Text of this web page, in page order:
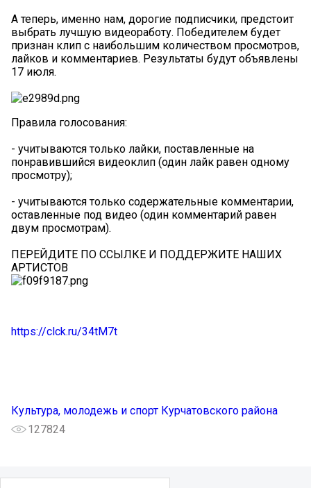
А теперь, именно нам, дорогие подписчики, предстоит
выбрать лучшую видеоработу. Победителем будет
признан клип с наибольшим количеством просмотров,
лайков и комментариев. Результаты будут объявлены
17 июля.
Правила голосования:
- учитываются только лайки, поставленные на
понравившийся видеоклип (один лайк равен одному
просмотру);
- учитываются только содержательные комментарии,
оставленные под видео (один комментарий равен
двум просмотрам).
ПЕРЕЙДИТЕ ПО ССЫЛКЕ И ПОДДЕРЖИТЕ НАШИХ
АРТИСТОВ
https://clck.ru/34tM7t
Культура, молодежь и спорт Курчатовского района
127824